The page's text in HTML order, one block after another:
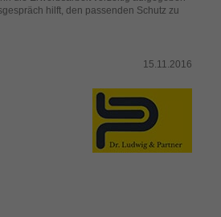
hilft, den passenden Schutz zu
15.11.2016
grundlegende Funktionen und sind für
Website erforderlich.
Informationen anzeigen